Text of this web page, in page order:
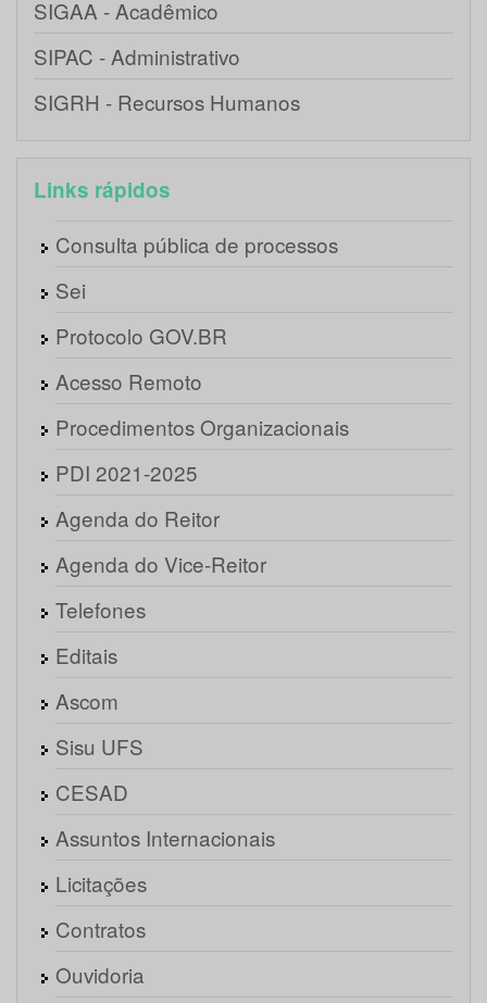
SIGAA - Acadêmico
SIPAC - Administrativo
SIGRH - Recursos Humanos
Links rápidos
Consulta pública de processos
Sei
Protocolo GOV.BR
Acesso Remoto
Procedimentos Organizacionais
PDI 2021-2025
Agenda do Reitor
Agenda do Vice-Reitor
Telefones
Editais
Ascom
Sisu UFS
CESAD
Assuntos Internacionais
Licitações
Contratos
Ouvidoria